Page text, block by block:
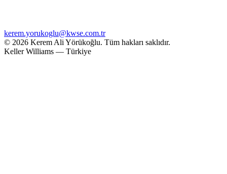
kerem.yorukoglu@kwse.com.tr
© 2026 Kerem Ali Yörükoğlu. Tüm hakları saklıdır.
Keller Williams — Türkiye